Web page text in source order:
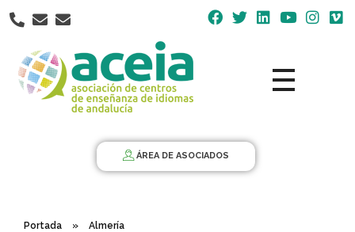
Nota:
este
web
incluye
ÁREA DE ASOCIADOS
Portada » Almería